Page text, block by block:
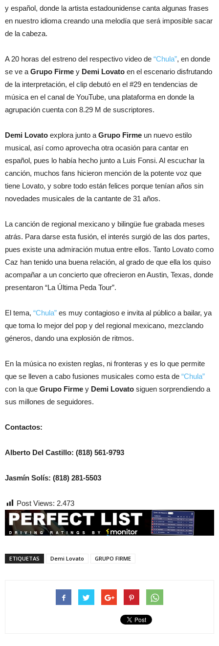
y español, donde la artista estadounidense canta algunas frases
en nuestro idioma creando una melodía que será imposible sacar
de la cabeza.
A 20 horas del estreno del respectivo video de “Chula”, en donde
se ve a Grupo Firme y Demi Lovato en el escenario disfrutando
de la interpretación, el clip debutó en el #29 en tendencias de
música en el canal de YouTube, una plataforma en donde la
agrupación cuenta con 8.29 M de suscriptores.
Demi Lovato explora junto a Grupo Firme un nuevo estilo
musical, así como aprovecha otra ocasión para cantar en
español, pues lo había hecho junto a Luis Fonsi. Al escuchar la
canción, muchos fans hicieron mención de la potente voz que
tiene Lovato, y sobre todo están felices porque tenían años sin
novedades musicales de la cantante de 31 años.
La canción de regional mexicano y bilingüe fue grabada meses
atrás. Para darse esta fusión, el interés surgió de las dos partes,
pues existe una admiración mutua entre ellos. Tanto Lovato como
Caz han tenido una buena relación, al grado de que ella los quiso
acompañar a un concierto que ofrecieron en Austin, Texas, donde
presentaron “La Última Peda Tour”.
El tema, “Chula” es muy contagioso e invita al público a bailar, ya
que toma lo mejor del pop y del regional mexicano, mezclando
géneros, dando una explosión de ritmos.
En la música no existen reglas, ni fronteras y es lo que permite
que se lleven a cabo fusiones musicales como esta de “Chula”
con la que Grupo Firme y Demi Lovato siguen sorprendiendo a
sus millones de seguidores.
Contactos:
Alberto Del Castillo: (818) 561-9793
Jasmín Solís: (818) 281-5503
Post Views: 2.473
ETIQUETAS Demi Lovato GRUPO FIRME